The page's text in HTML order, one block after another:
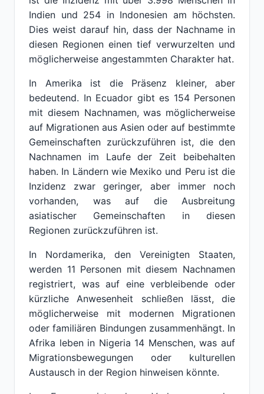
Indien und 254 in Indonesien am höchsten.
Dies weist darauf hin, dass der Nachname in
diesen Regionen einen tief verwurzelten und
möglicherweise angestammten Charakter hat.
In Amerika ist die Präsenz kleiner, aber
bedeutend. In Ecuador gibt es 154 Personen
mit diesem Nachnamen, was möglicherweise
auf Migrationen aus Asien oder auf bestimmte
Gemeinschaften zurückzuführen ist, die den
Nachnamen im Laufe der Zeit beibehalten
haben. In Ländern wie Mexiko und Peru ist die
Inzidenz zwar geringer, aber immer noch
vorhanden, was auf die Ausbreitung
asiatischer Gemeinschaften in diesen
Regionen zurückzuführen ist.
In Nordamerika, den Vereinigten Staaten,
werden 11 Personen mit diesem Nachnamen
registriert, was auf eine verbleibende oder
kürzliche Anwesenheit schließen lässt, die
möglicherweise mit modernen Migrationen
oder familiären Bindungen zusammenhängt. In
Afrika leben in Nigeria 14 Menschen, was auf
Migrationsbewegungen oder kulturellen
Austausch in der Region hinweisen könnte.